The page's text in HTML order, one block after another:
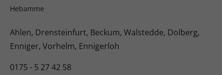
Hebamme
Ahlen, Drensteinfurt, Beckum, Walstedde, Dolberg,
Enniger, Vorhelm, Ennigerloh
0175 - 5 27 42 58